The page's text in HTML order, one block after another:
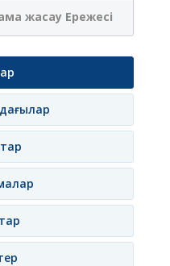
жасау Ережесі